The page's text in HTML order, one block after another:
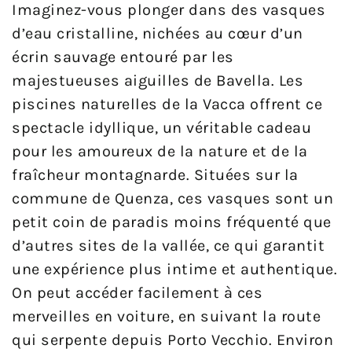
Imaginez-vous plonger dans des vasques
d’eau cristalline, nichées au cœur d’un
écrin sauvage entouré par les
majestueuses aiguilles de Bavella. Les
piscines naturelles de la Vacca offrent ce
spectacle idyllique, un véritable cadeau
pour les amoureux de la nature et de la
fraîcheur montagnarde. Situées sur la
commune de Quenza, ces vasques sont un
petit coin de paradis moins fréquenté que
d’autres sites de la vallée, ce qui garantit
une expérience plus intime et authentique.
On peut accéder facilement à ces
merveilles en voiture, en suivant la route
qui serpente depuis Porto Vecchio. Environ